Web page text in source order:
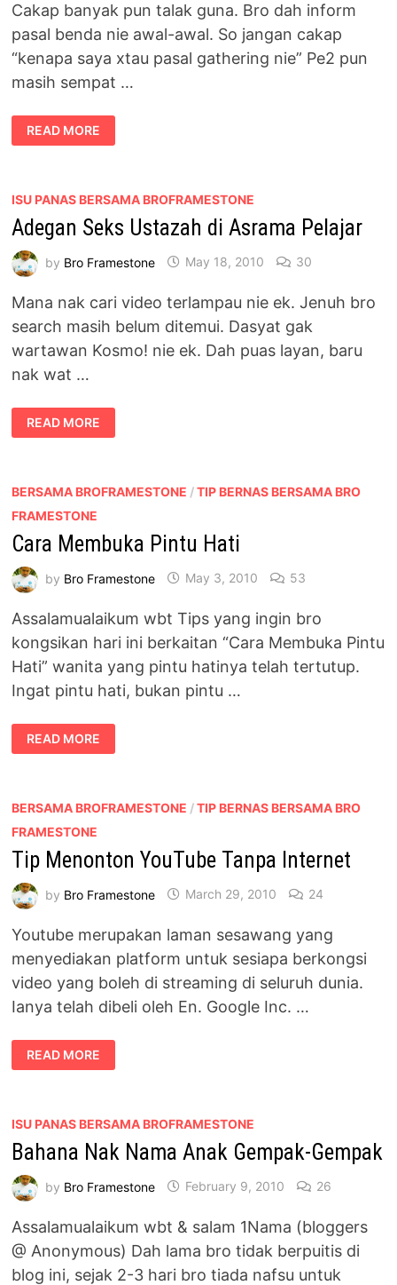
Cakap banyak pun talak guna. Bro dah inform
pasal benda nie awal-awal. So jangan cakap
“kenapa saya xtau pasal gathering nie” Pe2 pun
masih sempat …
TEMUI
BRO
DI
@
READ MORE
ISU PANAS BERSAMA BROFRAMESTONE
Adegan Seks Ustazah di Asrama Pelajar
by Bro Framestone May 18, 2010 30
Mana nak cari video terlampau nie ek. Jenuh bro
search masih belum ditemui. Dasyat gak
wartawan Kosmo! nie ek. Dah puas layan, baru
nak wat …
ADEGAN
SEKS
USTAZAH
READ MORE
BERSAMA BROFRAMESTONE /TIP BERNAS BERSAMA BRO
FRAMESTONE
Cara Membuka Pintu Hati
by Bro Framestone May 3, 2010 53
Assalamualaikum wbt Tips yang ingin bro
kongsikan hari ini berkaitan “Cara Membuka Pintu
Hati” wanita yang pintu hatinya telah tertutup.
Ingat pintu hati, bukan pintu …
CARA
MEMBUKA
PINTU
READ MORE
BERSAMA BROFRAMESTONE /TIP BERNAS BERSAMA BRO
FRAMESTONE
Tip Menonton YouTube Tanpa Internet
by Bro Framestone March 29, 2010 24
Youtube merupakan laman sesawang yang
menyediakan platform untuk sesiapa berkongsi
video yang boleh di streaming di seluruh dunia.
Ianya telah dibeli oleh En. Google Inc. …
TIP
MENONTON
YOUTUBE
READ MORE
ISU PANAS BERSAMA BROFRAMESTONE
Bahana Nak Nama Anak Gempak-Gempak
by Bro Framestone February 9, 2010 26
Assalamualaikum wbt & salam 1Nama (bloggers
@ Anonymous) Dah lama bro tidak berpuitis di
blog ini, sejak 2-3 hari bro tiada nafsu untuk